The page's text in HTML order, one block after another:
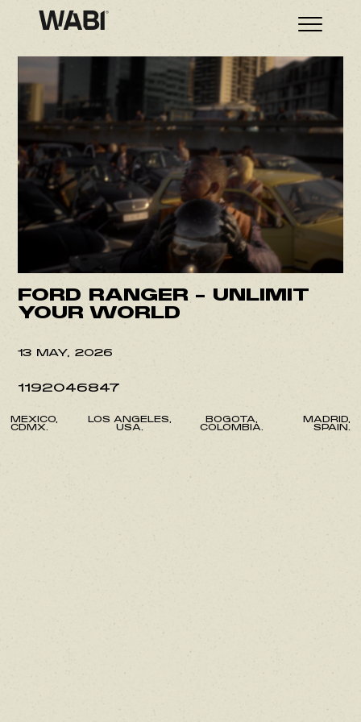
FORD RANGER – UNLIMIT
YOUR WORLD
13 MAY, 2026
1192046847
MEXICO,
CDMX.
LOS ANGELES,
USA.
BOGOTA,
COLOMBIA.
MADRID,
SPAIN.